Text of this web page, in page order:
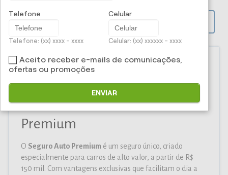
Iti Corretora e Administradora
de Seguros Ltda - Seguro Auto
Premium
O Seguro Auto Premium é um seguro único, criado
especialmente para carros de alto valor, a partir de R$
150 mil. Com vantagens exclusivas que facilitam o dia a
Telefone
Telefone: (xx) xxxx - xxxx
Celular
Celular: (xx) xxxxxx - xxxx
Aceito receber e-mails de comunicações,
ofertas ou promoções
ENVIAR